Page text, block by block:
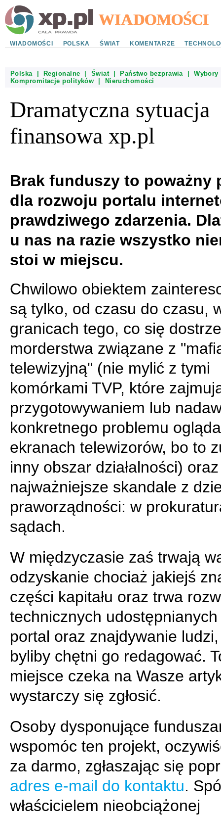
WIADOMOŚCI POLSKA ŚWIAT KOMENTARZE
Polska| Regionalne Świat| Państwo bezprawia|Wybory
Kompromitacje polityków
Nieruchomości
Dramatyczna sytuacja
finansowa xp.pl
Brak funduszy to poważny
dla rozwoju portalu
prawdziwego zdarzenia.
u nas na razie wszystko
stoi w miejscu.
Chwilowo obiektem
są tylko, od czasu do czasu,
granicach tego, co się
morderstwa związane z
telewizyjną" (nie mylić z tymi
komórkami TVP, które
przygotowywaniem lub
konkretnego problemu
ekranach telewizorów, bo to
inny obszar działalności) oraz
najważniejsze skandale z
praworządności: w
sądach.
W międzyczasie zaś trwają
odzyskanie chociaż jakiejś
części kapitału oraz trwa
technicznych
portal oraz znajdywanie
byliby chętni go redagować.
miejsce czeka na Wasze
wystarczy się zgłosić.
Osoby dysponujące
wspomóc ten projekt,
za darmo, zgłaszając się
adres e-mail do kontaktu.
właścicielem nieobciążonej